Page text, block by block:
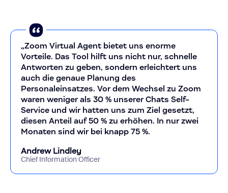
„Zoom Virtual Agent bietet uns enorme
Vorteile. Das Tool hilft uns nicht nur, schnelle
Antworten zu geben, sondern erleichtert uns
auch die genaue Planung des
Personaleinsatzes. Vor dem Wechsel zu Zoom
waren weniger als 30 % unserer Chats Self-
Service und wir hatten uns zum Ziel gesetzt,
diesen Anteil auf 50 % zu erhöhen. In nur zwei
Monaten sind wir bei knapp 75 %.
Andrew Lindley
Chief Information Officer